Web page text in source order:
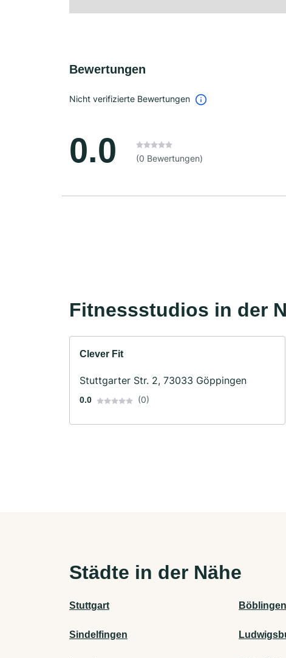
Bewertungen
Nicht verifizierte Bewertungen
0.0 (0 Bewertungen)
Fitnessstudios in der
Clever Fit
Stuttgarter Str. 2, 73033 Göppingen
0.0 (0)
Städte in der Nähe
Stuttgart Böblingen
Sindelfingen